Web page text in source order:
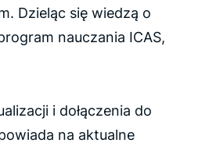
Dzieląc się wiedzą o
nauczania ICAS,
i dołączenia do
na aktualne